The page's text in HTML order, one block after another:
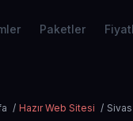
Paketler
/ Hazır Web Sitesi / Sivas